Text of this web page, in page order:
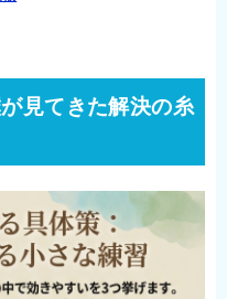
見てきた解決の糸